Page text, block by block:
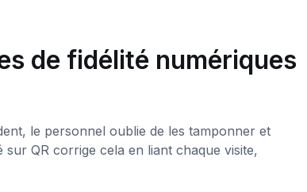
de fidélité numériques
le personnel oublie de les tamponner et
QR corrige cela en liant chaque visite,